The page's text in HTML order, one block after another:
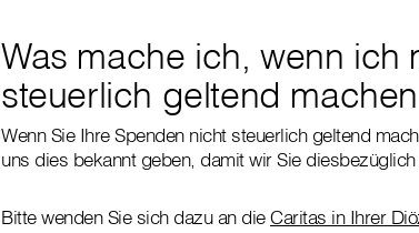
Was mache ich, wenn ich
steuerlich geltend
Wenn Sie Ihre Spenden nicht steuerlich geltend
uns dies bekannt geben, damit wir Sie
Bitte wenden Sie sich dazu an dieCaritas in Ihrer